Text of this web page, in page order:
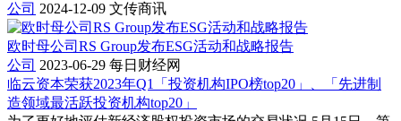
公司 2024-12-09 文传商讯
欧时母公司RS Group发布ESG活动和战略报告
公司 2023-06-29 每日财经网
临云资本荣获2023年Q1「投资机构IPO榜top20」、「先进制
造领域最活跃投资机构top20」